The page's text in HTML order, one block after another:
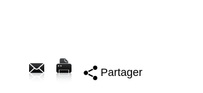
Partager